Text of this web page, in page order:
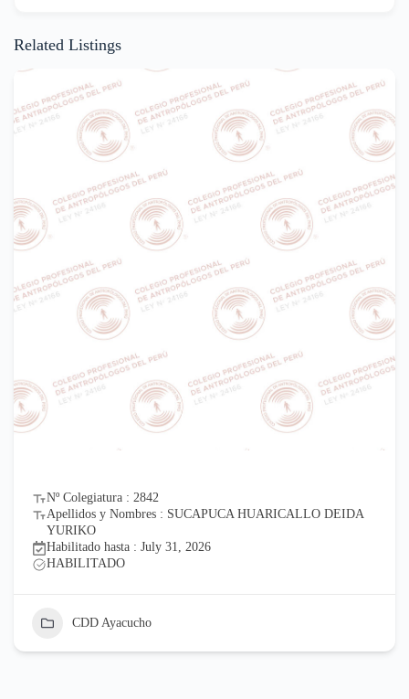
Related Listings
Nº Colegiatura : 2842
Apellidos y Nombres : SUCAPUCA HUARICALLO DEIDA
YURIKO
Habilitado hasta : July 31, 2026
HABILITADO
CDD Ayacucho